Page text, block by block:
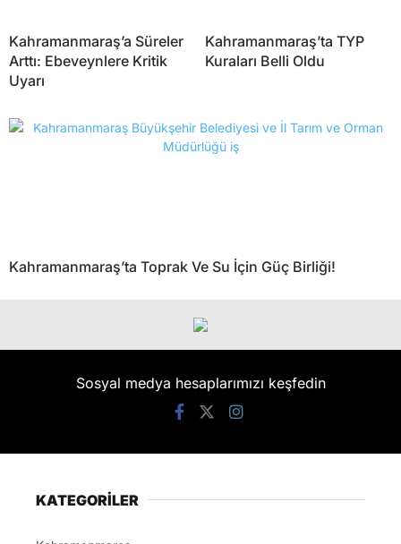
Kahramanmaraş’a Süreler
Arttı: Ebeveynlere Kritik
Uyarı
Kahramanmaraş’ta TYP
Kuraları Belli Oldu
Kahramanmaraş’ta Toprak Ve Su İçin Güç Birliği!
Sosyal medya hesaplarımızı keşfedin
KATEGORİLER